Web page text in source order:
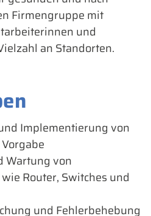
Firmengruppe mit
und
an Standorten.
Implementierung von
Wartung von
Router, Switches und
und Fehlerbehebung